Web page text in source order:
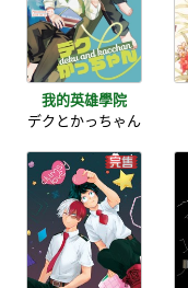
我的英雄學院
デクとかっちゃん